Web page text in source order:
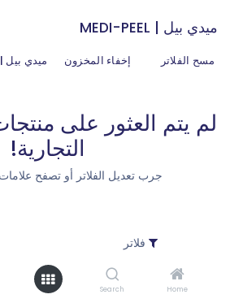
فلاتر
Home
Search
ميدي بيل | MEDI-PEEL
مسح الفلاتر إخفاء المخزون ميدي بيل | MEDI-PEEL
لم يتم العثور على
التجارية!
جرب تعديل الفلاتر أو تصفح
كيف يمكننا مساعدتك؟